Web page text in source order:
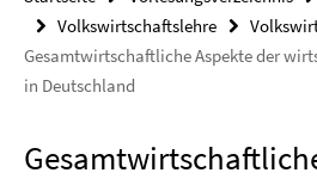
Volkswirtschaftslehre
Gesamtwirtschaftliche Aspekte der
in Deutschland